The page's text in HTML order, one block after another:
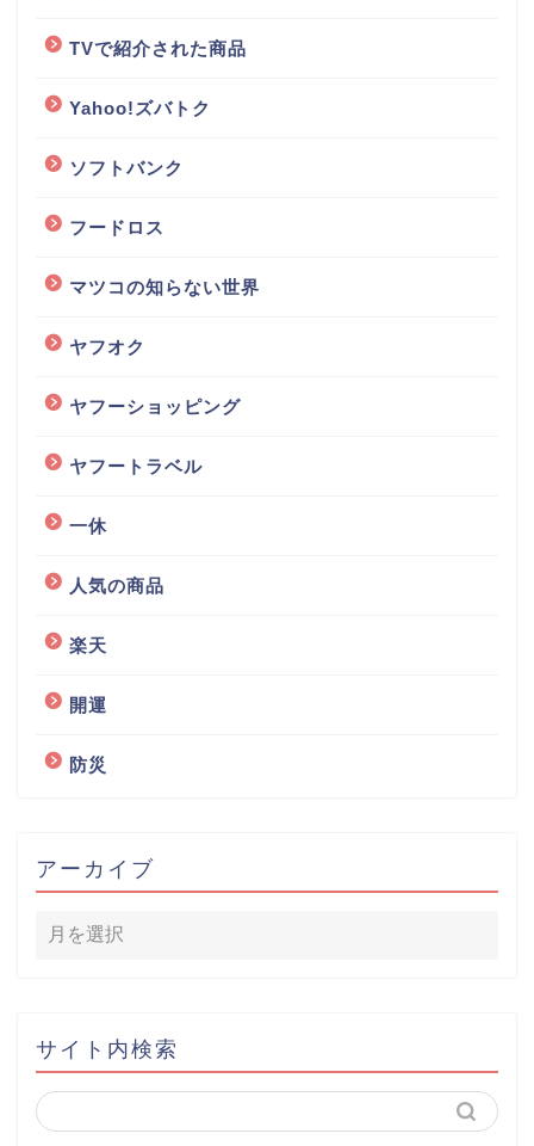
TVで紹介された商品
Yahoo!ズバトク
ソフトバンク
フードロス
マツコの知らない世界
ヤフオク
ヤフーショッピング
ヤフートラベル
一休
人気の商品
楽天
開運
防災
アーカイブ
サイト内検索